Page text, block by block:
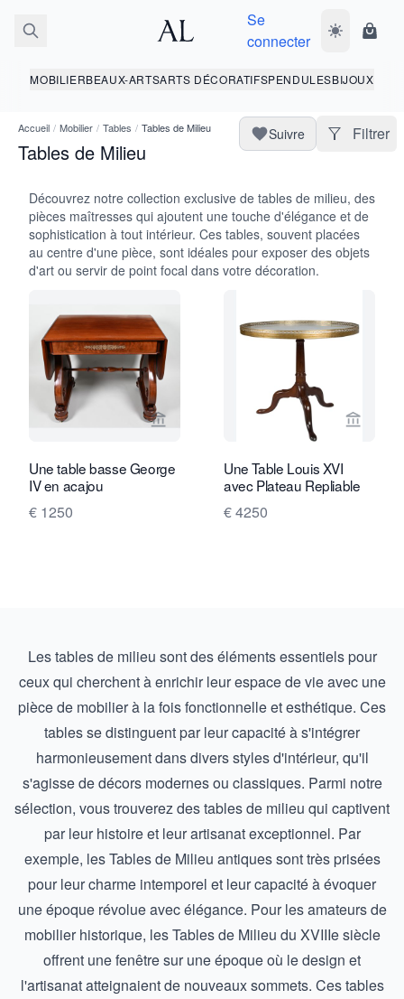
Se
connecter
Basculer le
MOBILIERBEAUX-ARTSARTS DÉCORATIFSPENDULESBIJOUX
Accueil / Mobilier / Tables / Tables de Milieu
Tables de Milieu
Suivre Filtrer
Découvrez notre collection exclusive de tables de milieu, des
pièces maîtresses qui ajoutent une touche d'élégance et de
sophistication à tout intérieur. Ces tables, souvent placées
au centre d'une pièce, sont idéales pour exposer des objets
d'art ou servir de point focal dans votre décoration.
Voir la page vendeur de Limburg
Une table basse George
IV en acajou
€ 1250
Voir la
Une Table Louis XVI
avec Plateau Repliable
€ 4250
Les tables de milieu sont des éléments essentiels pour
ceux qui cherchent à enrichir leur espace de vie avec une
pièce de mobilier à la fois fonctionnelle et esthétique. Ces
tables se distinguent par leur capacité à s'intégrer
harmonieusement dans divers styles d'intérieur, qu'il
s'agisse de décors modernes ou classiques. Parmi notre
sélection, vous trouverez des tables de milieu qui captivent
par leur histoire et leur artisanat exceptionnel. Par
exemple, lesTables de Milieu antiquessont très prisées
pour leur charme intemporel et leur capacité à évoquer
une époque révolue avec élégance. Pour les amateurs de
mobilier historique, lesTables de Milieu du XVIIIe siècle
offrent une fenêtre sur une époque où le design et
l'artisanat atteignaient de nouveaux sommets. Ces tables